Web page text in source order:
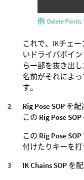
例: Delete
これで、IKチェー
いドライバポイ
ら一部を抜き出
名前がそれによ
す。
Rig Pose SOP を配
この Rig Pose SOP
この Rig Pose SOP
付けたりキーを打
IK Chains SOP を